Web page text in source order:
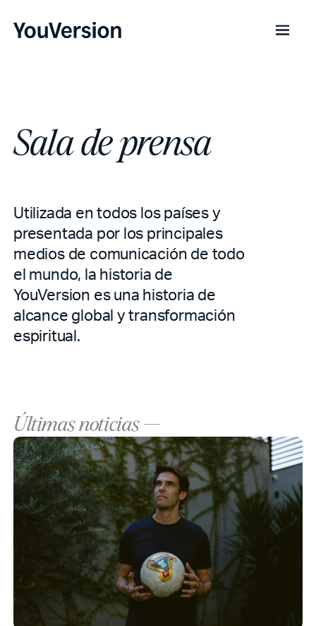
Sala de prensa
Utilizada en todos los países y
presentada por los principales
medios de comunicación de todo
el mundo, la historia de
YouVersion es una historia de
alcance global y transformación
espiritual.
Últimas noticias —